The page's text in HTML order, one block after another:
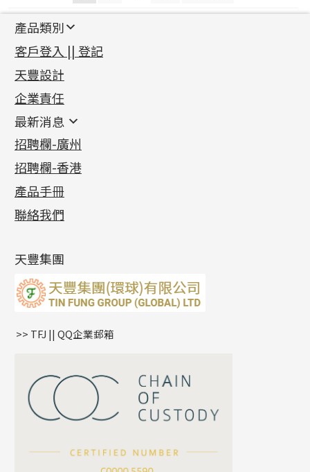
章
導
覽
公司名稱
產品類別
新產品
足金系列
足金配件
機織鏈系列
珠仔鏈
镶口链
管狀網鏈
十字車花鏈系列
十字閃O鏈系列
十字錘打鏈系列
側身車花鏈系列
側身鏈系列
雙十字鏈系列
水波鏈系列
蛇骨鏈系列
鏈尾系列
嘴唇鏈系列
S車花鏈系列
珍珠鏈系列
坦克鏈系列
滿天星鏈系列
方假繩鏈系列
首飾配件
耳環類配件
卷迫系列
螺絲迫系列
梅花迫系列
平臺迫系列
綫拍系列
美拍系列
耳環扣系列
耳綫/耳鈎系列
耳環爪頭
耳環
鏈類配件
動感車花吊墜
調節珠系列
生圈扣系列
龍蝦扣系列
鴨俐制系列
字母吊墜
相盒吊墜
項鏈吊墜
生肖吊墜
星座吊墜
珠扣
其他類配件
珠盤系列
袖口鈕系列
焊片及鐳射綫
空心車花管
珠類配件
無孔光身珠
空心光身珠
無孔批花珠
鑲口類
四爪頭系列
六爪頭系列
車花片
動感車花片
鑲口戒指
鑲口手鏈系列
首飾系列
手镯系列
戒指系列
空心耳環
空心车花管首饰链
空心手鐲系列
貴金屬原料
千足金
記憶金屬系列
記憶戒指
拉簧珠珠手鏈
記憶鈦手鐲
客戶登入 || 登記
天豐設計
企業責任
最新消息
最新消息
各項證書(2)
相片集(9)
展覽會資訊
最新產品資訊
招聘欄-廣州
招聘欄-香港
產品手冊
聯絡我們
天豐集團
>> TFJ || QQ企業郵箱